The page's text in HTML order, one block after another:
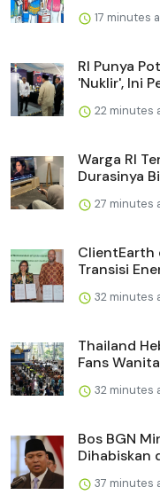
17 minutes
RI Punya
'Nuklir', Ini
22 minutes
Warga RI
Durasinya
27 minutes
ClientEarth
Transisi
32 minutes
Thailand
Fans
32 minutes
Bos BGN
Dihabiskan
37 minutes